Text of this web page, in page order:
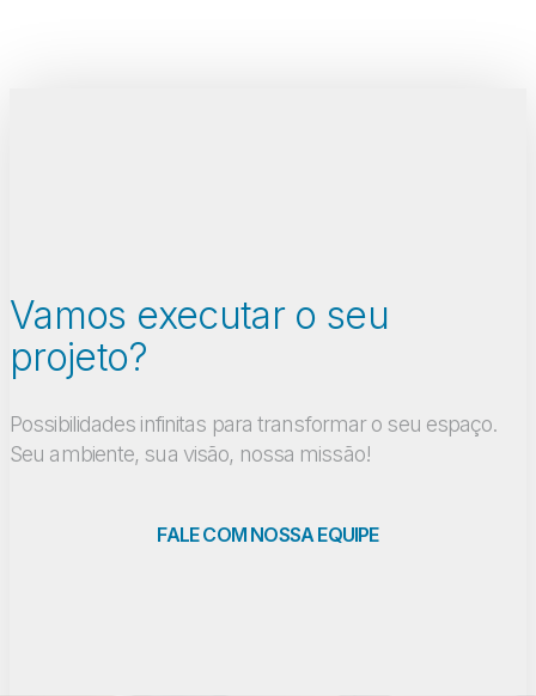
Vamos executar o seu
projeto?
Possibilidades infinitas para transformar o seu espaço.
Seu ambiente, sua visão, nossa missão!
FALE COM NOSSA EQUIPE